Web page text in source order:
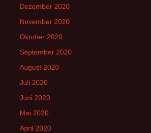
Dezember 2020
November 2020
Oktober 2020
September 2020
August 2020
Juli 2020
Juni 2020
Mai 2020
April 2020